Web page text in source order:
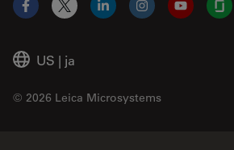
US | ja
© 2026 Leica Microsystems
Facebook
X LinkedInInstagramYouTube